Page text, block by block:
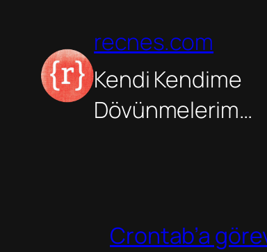
recnes.com
Kendi Kendime
Dövünmelerim…
Crontab’a